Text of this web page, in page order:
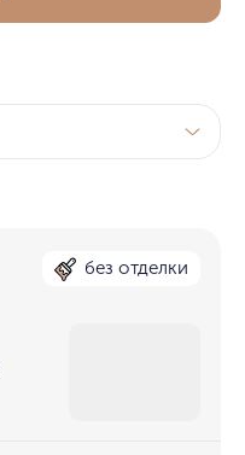
без отделки